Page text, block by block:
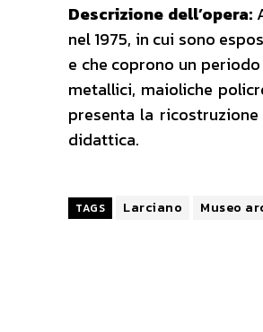
Descrizione dell’opera:
nel 1975, in cui sono
e che coprono un
metallici, maioliche
presenta la
didattica.
TAGS Larciano Museo